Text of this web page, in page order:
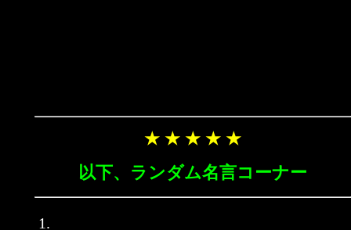
★ ★ ★ ★ ★
以下、ランダム名言コーナー
1.